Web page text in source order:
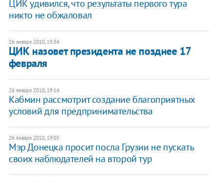
ЦИК удивился, что результаты первого тура
никто не обжаловал
26 января 2010, 19:34
ЦИК назовет президента не позднее 17
февраля
26 января 2010, 19:14
Кабмин рассмотрит создание благоприятных
условий для предпринимательства
26 января 2010, 19:05
Мэр Донецка просит посла Грузии не пускать
своих наблюдателей на второй тур